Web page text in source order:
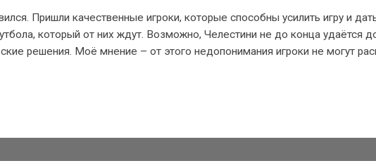
Пришли качественные игроки, которые способны усилить игру и
который от них ждут. Возможно, Челестини не до конца удаётся
решения. Моё мнение – от этого недопонимания игроки не могут